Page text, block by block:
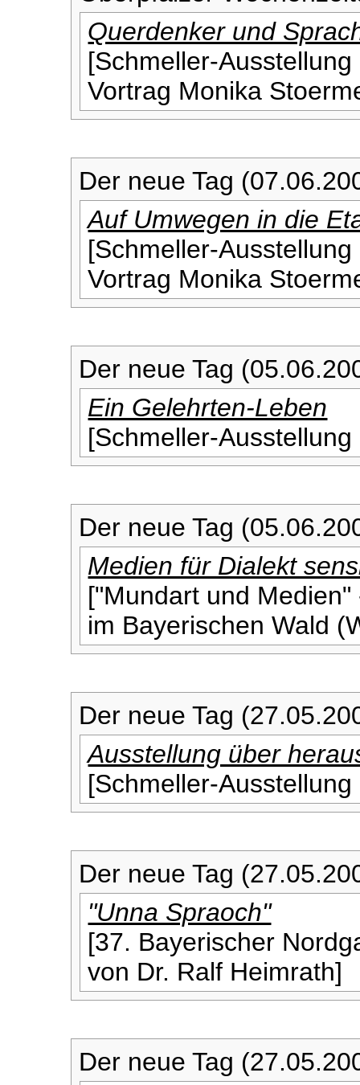
Querdenker und
[Schmeller-
Vortrag Monika
Der neue Tag
Auf Umwegen in die
[Schmeller-
Vortrag Monika
Der neue Tag
Ein Gelehrten-Leben
[Schmeller-
Der neue Tag
Medien für Dialekt
["Mundart und
im Bayerischen Wald
Der neue Tag
Ausstellung über
[Schmeller-
Der neue Tag
"Unna Spraoch"
[37. Bayerischer
von Dr. Ralf Heimrath]
Der neue Tag